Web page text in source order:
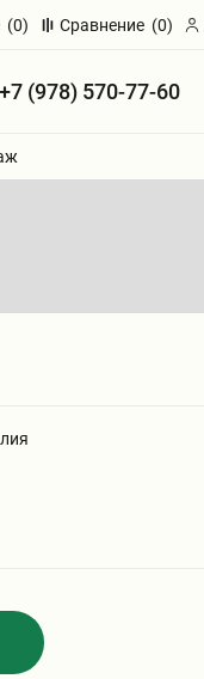
(0) Сравнение (0)
+7 (978) 570-77-60